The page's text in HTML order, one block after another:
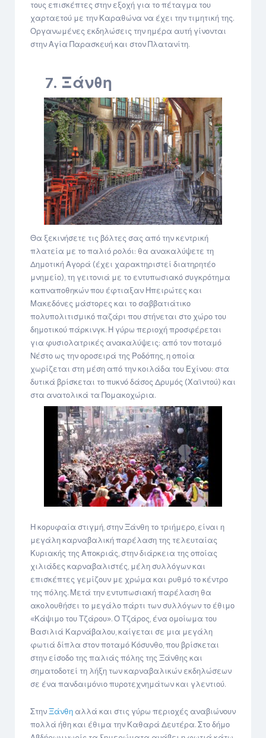
τους επισκέπτες στην εξοχή για το πέταγμα του
χαρταετού με την Καραθώνα να έχει την τιμητική της.
Οργανωμένες εκδηλώσεις την ημέρα αυτή γίνονται
στην Αγία Παρασκευή και στον Πλατανίτη.
7. Ξάνθη
Θα ξεκινήσετε τις βόλτες σας από την κεντρική
πλατεία με το παλιό ρολόι: θα ανακαλύψετε τη
Δημοτική Αγορά (έχει χαρακτηριστεί διατηρητέο
μνημείο), τη γειτονιά με το εντυπωσιακό συγκρότημα
καπναποθηκών που έφτιαξαν Ηπειρώτες και
Μακεδόνες μάστορες και το σαββατιάτικο
πολυπολιτισμικό παζάρι που στήνεται στο χώρο του
δημοτικού πάρκινγκ. Η γύρω περιοχή προσφέρεται
για φυσιολατρικές ανακαλύψεις: από τον ποταμό
Νέστο ως την οροσειρά της Ροδόπης, η οποία
χωρίζεται στη μέση από την κοιλάδα του Εχίνου: στα
δυτικά βρίσκεται το πυκνό δάσος Δρυμός (Χαϊντού) και
στα ανατολικά τα Πομακοχώρια.
Η κορυφαία στιγμή, στην Ξάνθη το τριήμερο, είναι η
μεγάλη καρναβαλική παρέλαση της τελευταίας
Κυριακής της Αποκριάς, στην διάρκεια της οποίας
χιλιάδες καρναβαλιστές, μέλη συλλόγων και
επισκέπτες γεμίζουν με χρώμα και ρυθμό το κέντρο
της πόλης. Μετά την εντυπωσιακή παρέλαση θα
ακολουθήσει το μεγάλο πάρτι των συλλόγων το έθιμο
«Κάψιμο του Τζάρου». Ο Τζάρος, ένα ομοίωμα του
Βασιλιά Καρνάβαλου, καίγεται σε μια μεγάλη
φωτιά δίπλα στον ποταμό Κόσυνθο, που βρίσκεται
στην είσοδο της παλιάς πόλης της Ξάνθης και
σηματοδοτεί τη λήξη των καρναβαλικών εκδηλώσεων
σε ένα πανδαιμόνιο πυροτεχνημάτων και γλεντιού.
Στην Ξάνθη αλλά και στις γύρω περιοχές αναβιώνουν
πολλά ήθη και έθιμα την Καθαρά Δευτέρα. Στο δήμο